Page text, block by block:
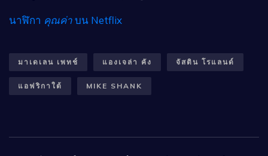
นาฬิกา คุณค่าบน Netflix
มาเดเลน เพทช์ แองเจล่า คัง จัสติน โรแลนด์
แอฟริกาใต้ MIKE SHANK